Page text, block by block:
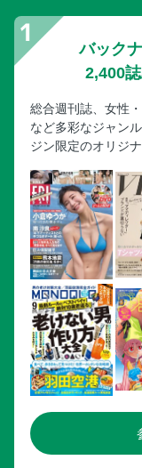
バック
2,400
総合週刊誌、女性
など多彩なジャン
ジン限定のオリジ